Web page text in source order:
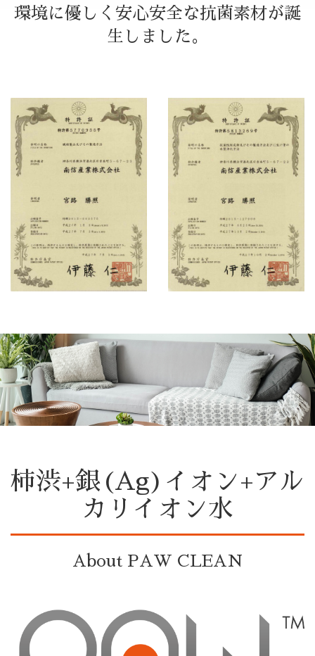
環境に優しく安心安全な抗菌素材が誕
生しました。
柿渋+銀(Ag)イオン+アル
カリイオン水
About PAW CLEAN